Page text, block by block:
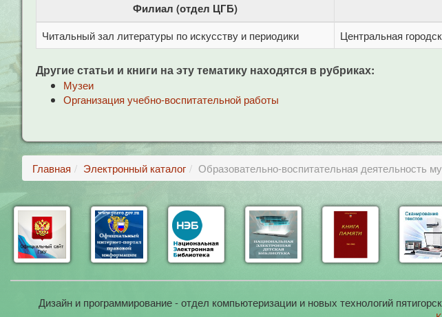
Филиал (отдел ЦГБ)
Читальный зал литературы по искусству и периодики Центральная
Другие статьи и книги на эту тематику находятся в рубриках:
Музеи
Организация учебно-воспитательной работы
Главная Электронный каталог Образовательно-воспитательная деятельность
Дизайн и программирование - отдел компьютеризации и новых технологий